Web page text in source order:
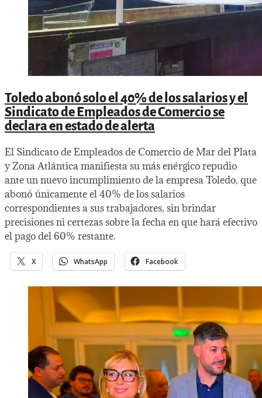
Toledo abonó solo el 40% de los salarios y el
Sindicato de Empleados de Comercio se
declara en estado de alerta
El Sindicato de Empleados de Comercio de Mar del Plata
y Zona Atlántica manifiesta su más enérgico repudio
ante un nuevo incumplimiento de la empresa Toledo, que
abonó únicamente el 40% de los salarios
correspondientes a sus trabajadores, sin brindar
precisiones ni certezas sobre la fecha en que hará efectivo
el pago del 60% restante.
X WhatsApp Facebook